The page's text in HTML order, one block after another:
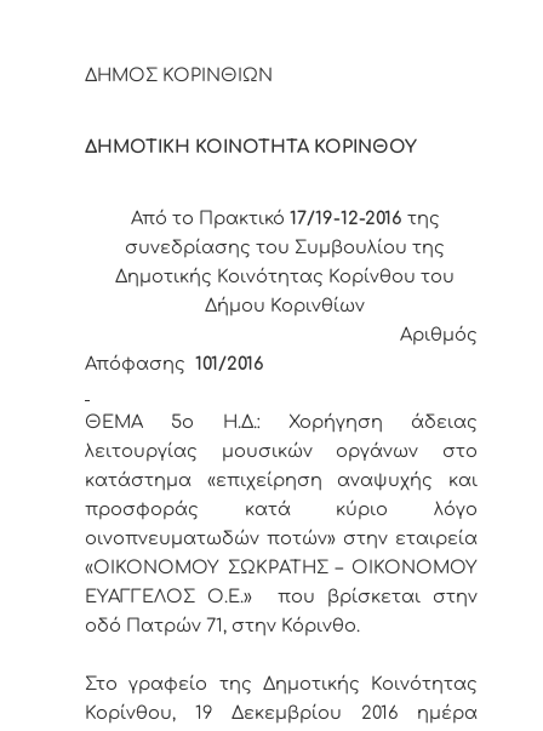
ΔΗΜΟΣ ΚΟΡΙΝΘΙΩΝ
ΔΗΜΟΤΙΚΗ ΚΟΙΝΟΤΗΤΑ ΚΟΡΙΝΘΟΥ
Από το Πρακτικό 17/19-12-2016 της
συνεδρίασης του Συμβουλίου της
Δημοτικής Κοινότητας Κορίνθου του
Δήμου Κορινθίων
Αριθμός
Απόφασης 101/2016
ΘΕΜΑ 5o Η.Δ.: Χορήγηση άδειας
λειτουργίας μουσικών οργάνων στο
κατάστημα «επιχείρηση αναψυχής και
προσφοράς κατά κύριο λόγο
οινοπνευματωδών ποτών» στην εταιρεία
«ΟΙΚΟΝΟΜΟΥ ΣΩΚΡΑΤΗΣ – ΟΙΚΟΝΟΜΟΥ
ΕΥΑΓΓΕΛΟΣ Ο.Ε.» που βρίσκεται στην
οδό Πατρών 71, στην Κόρινθο.
Στο γραφείο της Δημοτικής Κοινότητας
Κορίνθου, 19 Δεκεμβρίου 2016 ημέρα